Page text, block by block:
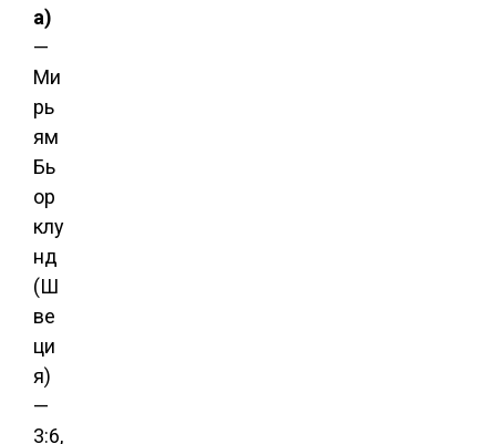
а)
—
Ми
рь
ям
Бь
ор
клу
нд
(Ш
ве
ци
я)
—
3:6,